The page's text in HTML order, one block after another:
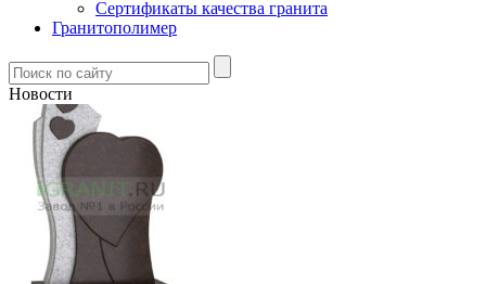
Сертификаты качества гранита
Гранитополимер
Новости